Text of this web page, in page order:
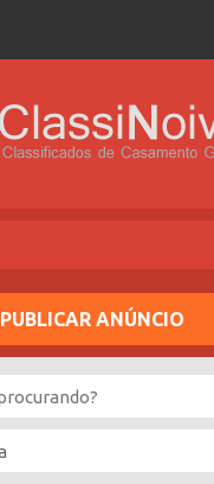
PUBLICAR ANÚNCIO